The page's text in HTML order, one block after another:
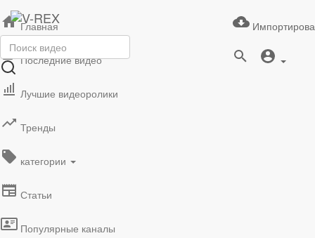
Главная
Последние видео
Лучшие видеоролики
Тренды
категории
Статьи
Популярные каналы